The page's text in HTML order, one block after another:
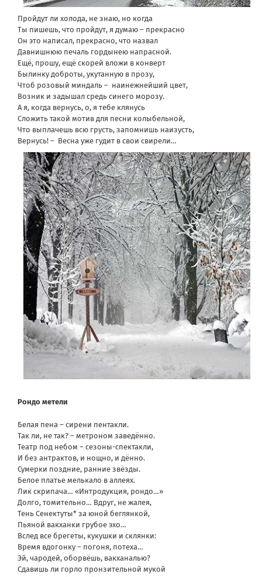
Пройдут ли холода, не знаю, но когда
Ты пишешь, что пройдут, я думаю – прекрасно
Он это написал, прекрасно, что назвал
Давнишнюю печаль гордынею напрасной.
Ещё, прошу, ещё скорей вложи в конверт
Былинку доброты, укутанную в прозу,
Чтоб розовый миндаль – наинежнейший цвет,
Возник и задышал средь синего морозу.
А я, когда вернусь, о, я тебе клянусь
Сложить такой мотив для песни колыбельной,
Что выплачешь всю грусть, запомнишь наизусть,
Вернусь! – Весна уже гудит в свои свирели…
Рондо метели
Белая пена – сирени пентакли.
Так ли, не так? – метроном заведённо.
Театр под небом – сезоны-спектакли,
И без антрактов, и нощно, и дённо.
Сумерки поздние, ранние звёзды.
Белое платье мелькало в аллеях.
Лик скрипача… «Интродукция, рондо…»
Долго, томительно… Вдруг, не жалея,
Тень Сенектуты* за юной беглянкой,
Пьяной вакханки грубое эхо…
Вслед все брегеты, кукушки и склянки:
Время вдогонку – погоня, потеха…
Эй, чародей, оборвёшь, вакханалью?
Сдавишь ли горло пронзительной мукой